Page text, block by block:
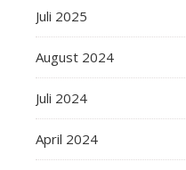
Juli 2025
August 2024
Juli 2024
April 2024